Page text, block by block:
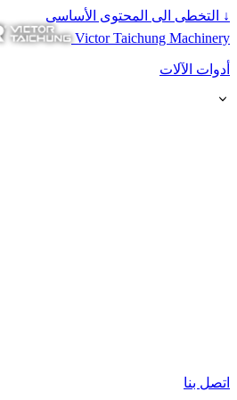
↓
التخطى الى المحتوى الأساسى
Victor Taichung Machinery
أدوات الآلات
اتصل بنا